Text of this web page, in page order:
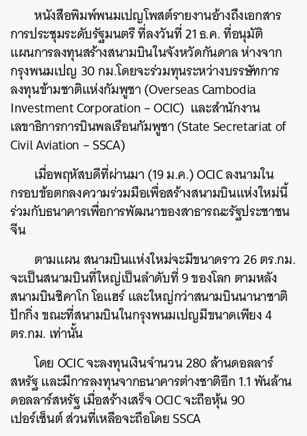
หนังสือพิมพ์พนมเปญโพสต์รายงานอ้างถึงเอกสาร
การประชุมระดับรัฐมนตรี ที่ลงวันที่ 21 ธ.ค. ที่อนุมัติ
แผนการลงทุนสร้างสนามบินในจังหวัดกันดาล ห่างจาก
กรุงพนมเปญ 30 กม.โดยจะร่วมทุนระหว่างบรรษัทการ
ลงทุนข้ามชาติแห่งกัมพูชา (Overseas Cambodia
Investment Corporation – OCIC) และสำนักงาน
เลขาธิการการบินพลเรือนกัมพูชา (State Secretariat of
Civil Aviation – SSCA)
เมื่อพฤหัสบดีที่ผ่านมา (19 ม.ค.) OCIC ลงนามใน
กรอบข้อตกลงความร่วมมือเพื่อสร้างสนามบินแห่งใหม่นี้
ร่วมกับธนาคารเพื่อการพัฒนาของสาธารณะรัฐประชาชน
จีน
ตามแผน สนามบินแห่งใหม่จะมีขนาดราว 26 ตร.กม.
จะเป็นสนามบินที่ใหญ่เป็นลำดับที่ 9 ของโลก ตามหลัง
สนามบินชิคาโก โอแฮร์ และใหญ่กว่าสนามบินนานาชาติ
ปักกิ่ง ขณะที่สนามบินในกรุงพนมเปญมีขนาดเพียง 4
ตร.กม. เท่านั้น
โดย OCIC จะลงทุนเงินจำนวน 280 ล้านดอลลาร์
สหรัฐ และมีการลงทุนจากธนาคารต่างชาติอีก 1.1 พันล้าน
ดอลลาร์สหรัฐ เมื่อสร้างเสร็จ OCIC จะถือหุ้น 90
เปอร์เซ็นต์ ส่วนที่เหลือจะถือโดย SSCA